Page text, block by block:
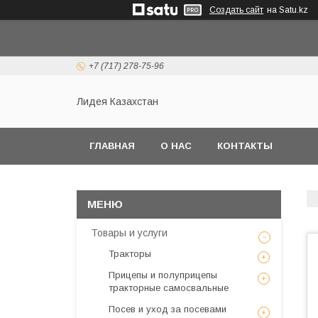
Создать сайт на Satu.kz
+7 (717) 278-75-96
Лидея Казахстан
ГЛАВНАЯ О НАС КОНТАКТЫ
Товары и услуги
Тракторы
Прицепы и полуприцепы
тракторные самосвальные
Посев и уход за посевами